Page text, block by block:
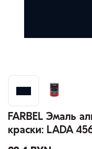
FARBEL Эмаль
краски: LADA